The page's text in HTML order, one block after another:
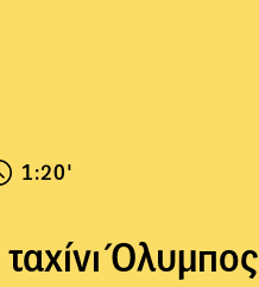
1:20'
Όλυμπος